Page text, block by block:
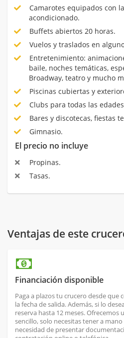
Camarotes equipados con
acondicionado.
Buffets abiertos 20 horas.
Vuelos y traslados en
Entretenimiento:
baile, noches temáticas,
Broadway, teatro y mucho
Piscinas cubiertas y
Clubs para todas las
Bares y discotecas, fiestas
Gimnasio.
El precio no incluye
Propinas.
Tasas.
Ventajas de este
Financiación disponible
Paga a plazos tu crucero desde que
la fecha de salida. Además, si lo
reserva hasta 12 meses. Ofrecemos
sencillo, solo necesitas tener a
necesidad de presentar